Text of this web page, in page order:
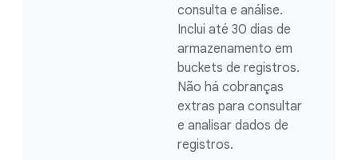
consulta e análise.
Inclui até 30 dias de
armazenamento em
buckets de registros.
Não há cobranças
extras para consultar
e analisar dados de
registros.